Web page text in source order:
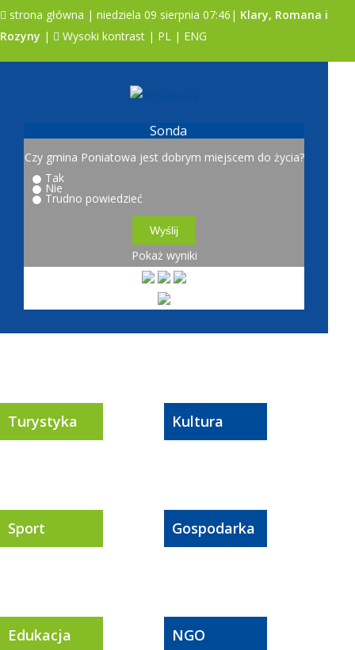
strona główna | niedziela 09 sierpnia 07:46| Klary, Romana i
Rozyny | Wysoki kontrast | PL | ENG
Sonda
Czy gmina Poniatowa jest dobrym miejscem do życia?
Tak
Nie
Trudno powiedzieć
Pokaż wyniki
Turystyka Kultura
Sport Gospodarka
Edukacja NGO